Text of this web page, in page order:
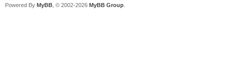
Powered By MyBB , © 2002-2026 MyBB Group